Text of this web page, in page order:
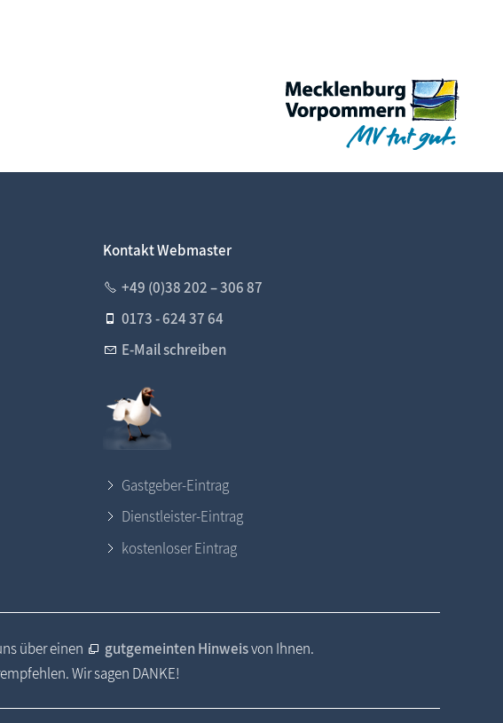
Kontakt Webmaster
+49 (0)38 202 – 306 87
0173 - 624 37 64
E-Mail schreiben
Gastgeber-Eintrag
Dienstleister-Eintrag
kostenloser Eintrag
über einen gutgemeinten Hinweisvon Ihnen.
Wir sagen DANKE!